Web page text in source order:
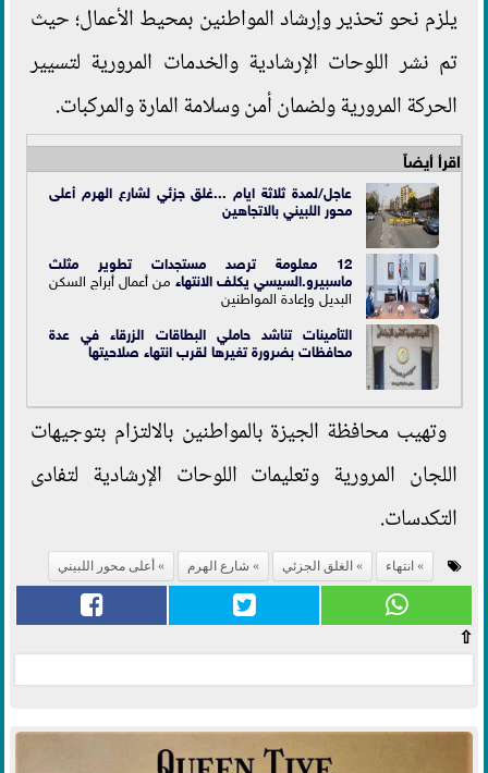
يلزم نحو تحذير وإرشاد المواطنين بمحيط الأعمال؛ حيث
تم نشر اللوحات الإرشادية والخدمات المرورية لتسيير
الحركة المرورية ولضمان أمن وسلامة المارة والمركبات.
اقرأ أيضاً
عاجل/لمدة ثلاثة ايام ...غلق جزئي لشارع الهرم أعلى
محور اللبيني بالاتجاهين
12 معلومة ترصد مستجدات تطوير مثلث
ماسبيرو.السيسي يكلف الانتهاء من أعمال أبراج السكن
البديل وإعادة المواطنين
التأمينات تناشد حاملي البطاقات الزرقاء في عدة
محافظات بضرورة تغيرها لقرب انتهاء صلاحيتها
وتهيب محافظة الجيزة بالمواطنين بالالتزام بتوجيهات
اللجان المرورية وتعليمات اللوحات الإرشادية لتفادى
التكدسات.
انتهاء الغلق الجزئي شارع الهرم أعلى محور اللبيني
⇧